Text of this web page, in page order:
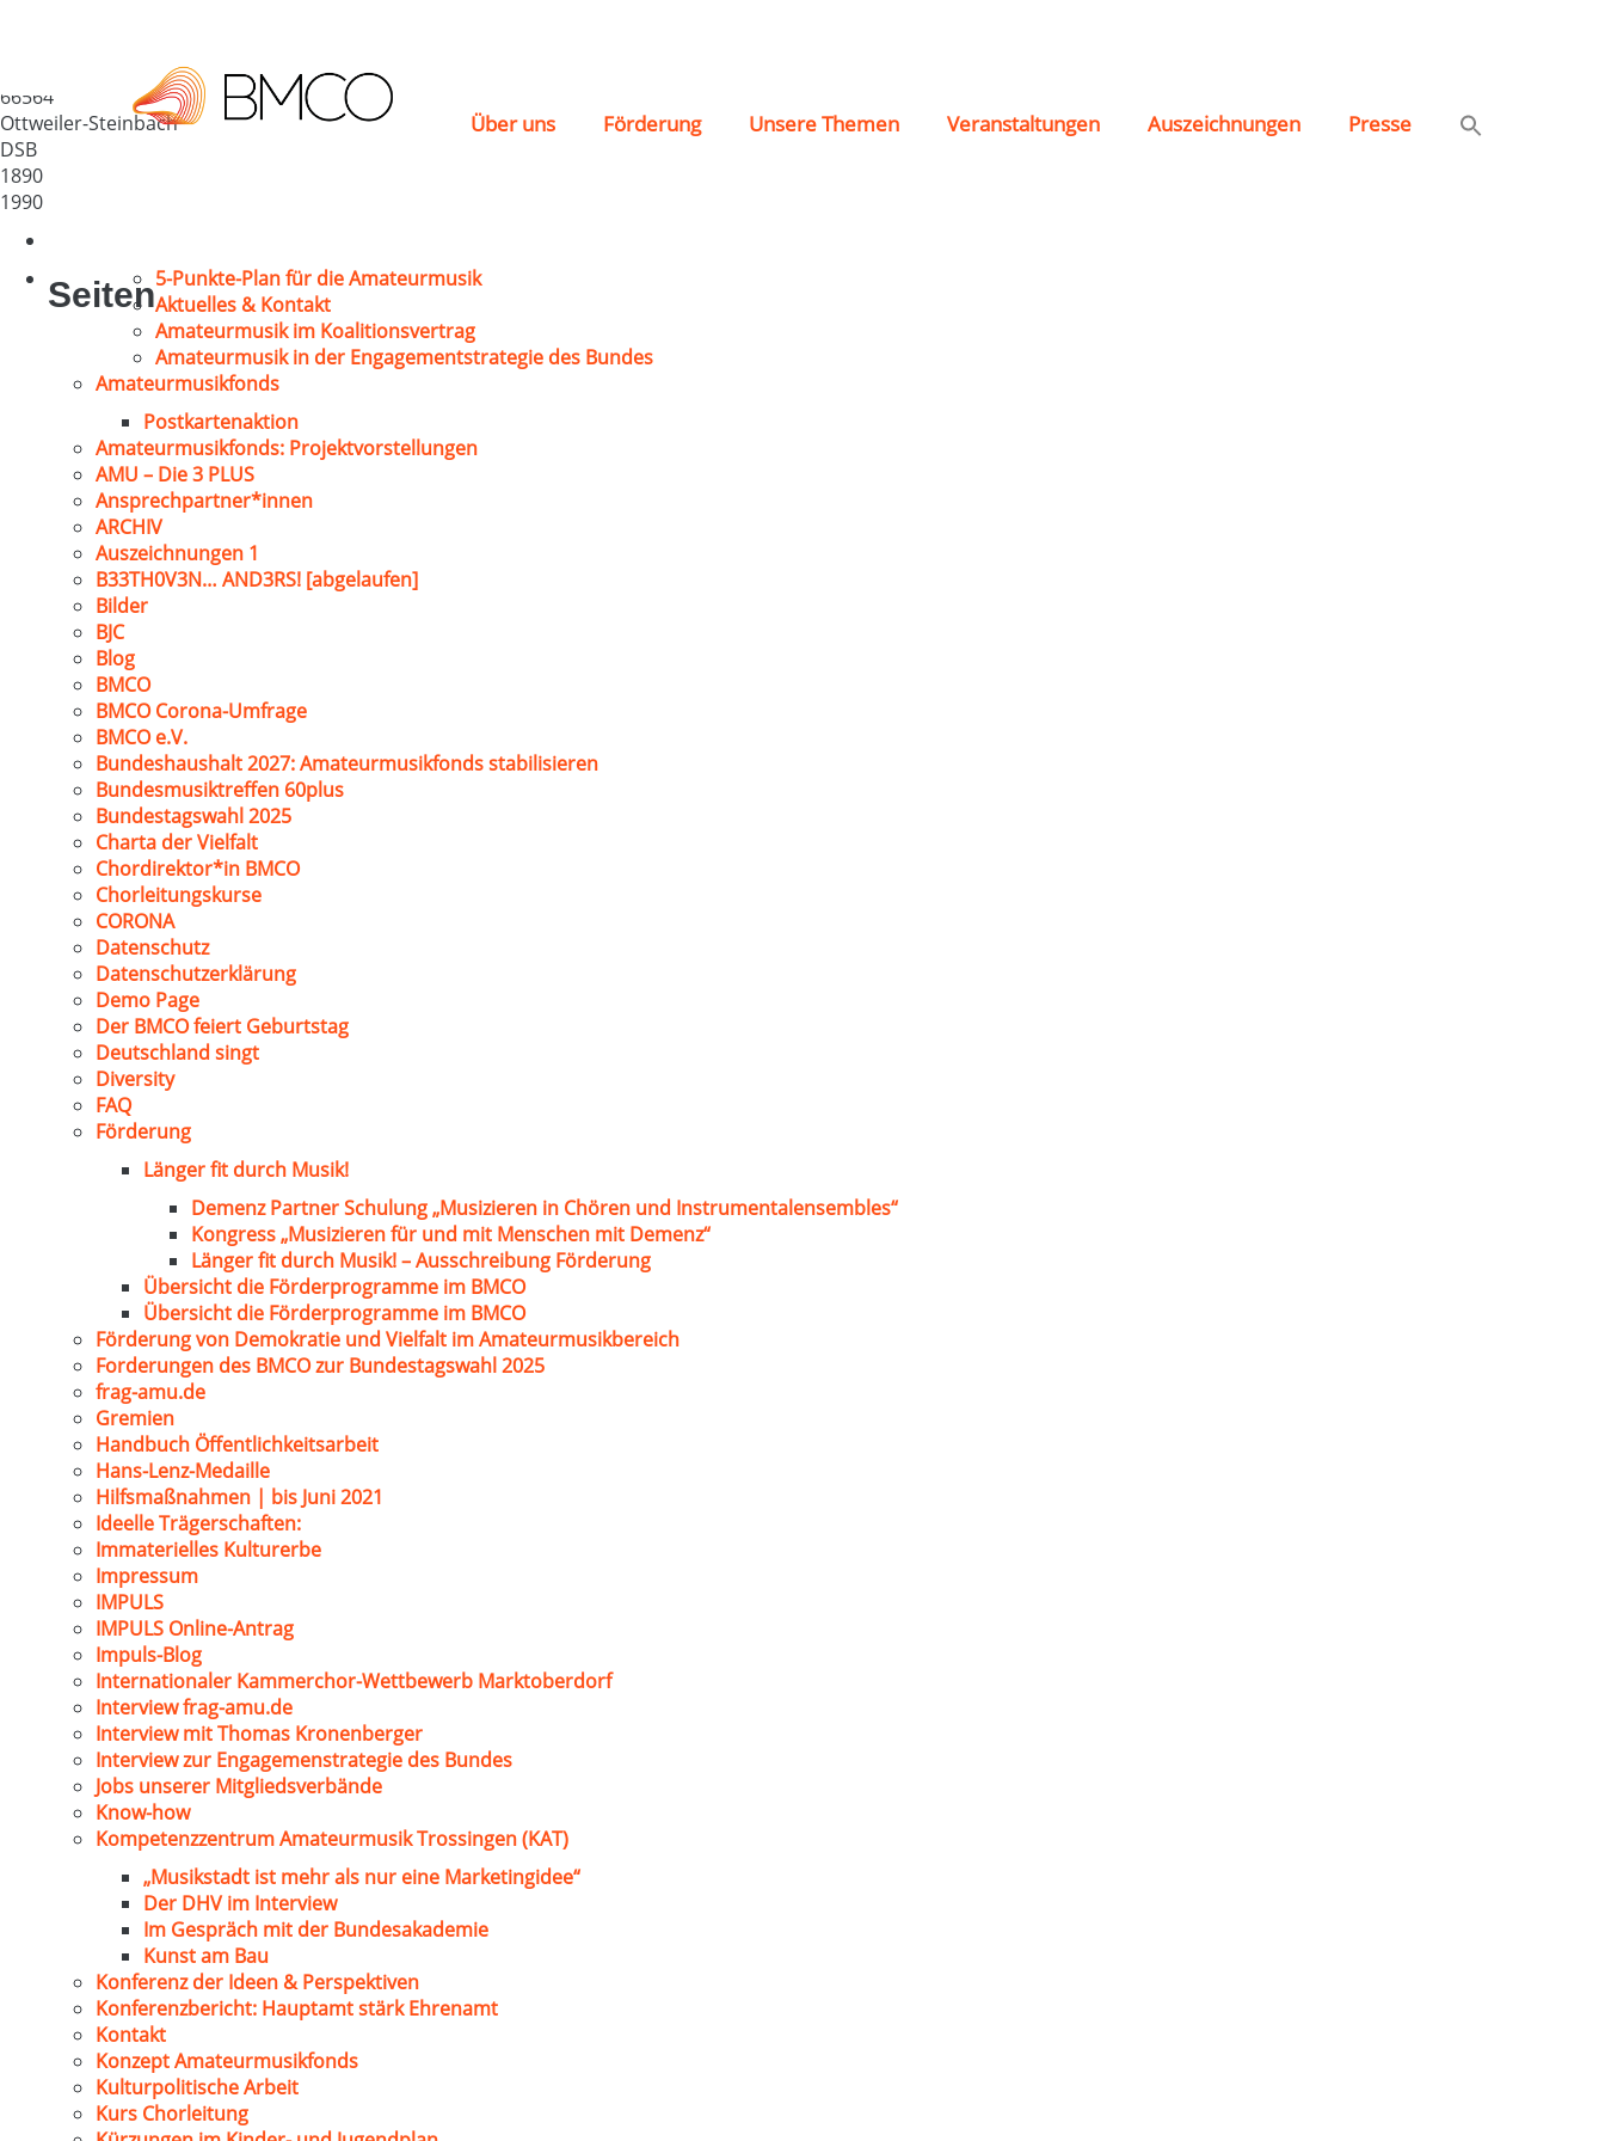
Über uns Förderung Unsere Themen Veranstaltungen Auszeichnungen Presse
66564
Ottweiler-Steinbach
DSB
1890
1990
Seiten5-Punkte-Plan für die Amateurmusik
Aktuelles & Kontakt
Amateurmusik im Koalitionsvertrag
Amateurmusik in der Engagementstrategie des Bundes
Amateurmusikfonds
Postkartenaktion
Amateurmusikfonds: Projektvorstellungen
AMU – Die 3 PLUS
Ansprechpartner*innen
ARCHIV
Auszeichnungen 1
B33TH0V3N… AND3RS! [abgelaufen]
Bilder
BJC
Blog
BMCO
BMCO Corona-Umfrage
BMCO e.V.
Bundeshaushalt 2027: Amateurmusikfonds stabilisieren
Bundesmusiktreffen 60plus
Bundestagswahl 2025
Charta der Vielfalt
Chordirektor*in BMCO
Chorleitungskurse
CORONA
Datenschutz
Datenschutzerklärung
Demo Page
Der BMCO feiert Geburtstag
Deutschland singt
Diversity
FAQ
Förderung
Länger fit durch Musik!
Demenz Partner Schulung „Musizieren in Chören und Instrumentalensembles“
Kongress „Musizieren für und mit Menschen mit Demenz“
Länger fit durch Musik! – Ausschreibung Förderung
Übersicht die Förderprogramme im BMCO
Übersicht die Förderprogramme im BMCO
Förderung von Demokratie und Vielfalt im Amateurmusikbereich
Forderungen des BMCO zur Bundestagswahl 2025
frag-amu.de
Gremien
Handbuch Öffentlichkeitsarbeit
Hans-Lenz-Medaille
Hilfsmaßnahmen | bis Juni 2021
Ideelle Trägerschaften:
Immaterielles Kulturerbe
Impressum
IMPULS
IMPULS Online-Antrag
Impuls-Blog
Internationaler Kammerchor-Wettbewerb Marktoberdorf
Interview frag-amu.de
Interview mit Thomas Kronenberger
Interview zur Engagemenstrategie des Bundes
Jobs unserer Mitgliedsverbände
Know-how
Kompetenzzentrum Amateurmusik Trossingen (KAT)
„Musikstadt ist mehr als nur eine Marketingidee“
Der DHV im Interview
Im Gespräch mit der Bundesakademie
Kunst am Bau
Konferenz der Ideen & Perspektiven
Konferenzbericht: Hauptamt stärk Ehrenamt
Kontakt
Konzept Amateurmusikfonds
Kulturpolitische Arbeit
Kurs Chorleitung